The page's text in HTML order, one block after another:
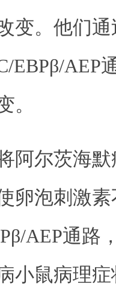
变。他们
EBPβ/AEP
。
尔茨海默
卵泡刺激
AEP通路
小鼠病理